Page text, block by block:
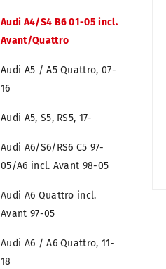
Audi A4/S4 B6 01-05 incl.
Avant/Quattro
Audi A5 / A5 Quattro, 07-
16
Audi A5, S5, RS5, 17-
Audi A6/S6/RS6 C5 97-
05/A6 incl. Avant 98-05
Audi A6 Quattro incl.
Avant 97-05
Audi A6 / A6 Quattro, 11-
18